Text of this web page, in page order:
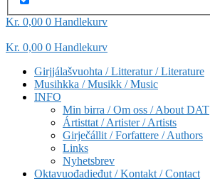
Kr 0,00 0 Handlekurv
Kr 0,00 0 Handlekurv
Girjjálašvuohta / Litteratur / Literature
Musihkka / Musikk / Music
INFO
Min birra / Om oss / About DAT
Ártisttat / Artister / Artists
Girječállit / Forfattere / Authors
Links
Nyhetsbrev
Oktavuođadieđut / Kontakt / Contact